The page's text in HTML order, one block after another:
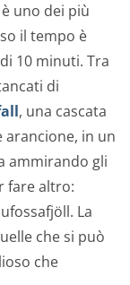
uno dei più
il tempo è
10 minuti. Tra
di
, una cascata
arancione, in un
ammirando gli
fare altro:
La
che si può
che